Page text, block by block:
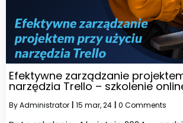
Efektywne zarządzanie
narzędzia Trello – szkolenie
ByAdministrator 15 mar, 24 0 Comments